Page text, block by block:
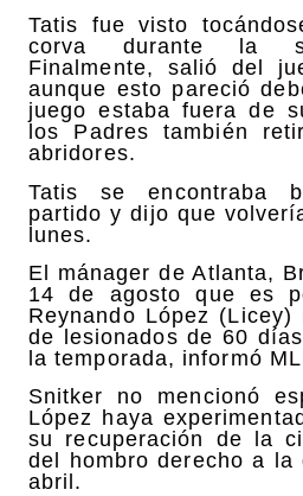
Tatis fue visto
corva durante la
Finalmente, salió del
aunque esto pareció
juego estaba fuera de
los Padres también
abridores.
Tatis se encontraba
partido y dijo que
lunes.
El mánager de Atlanta,
14 de agosto que es
Reynando López
de lesionados de 60
la temporada, informó
Snitker no mencionó
López haya
su recuperación de la
del hombro derecho a la
abril.